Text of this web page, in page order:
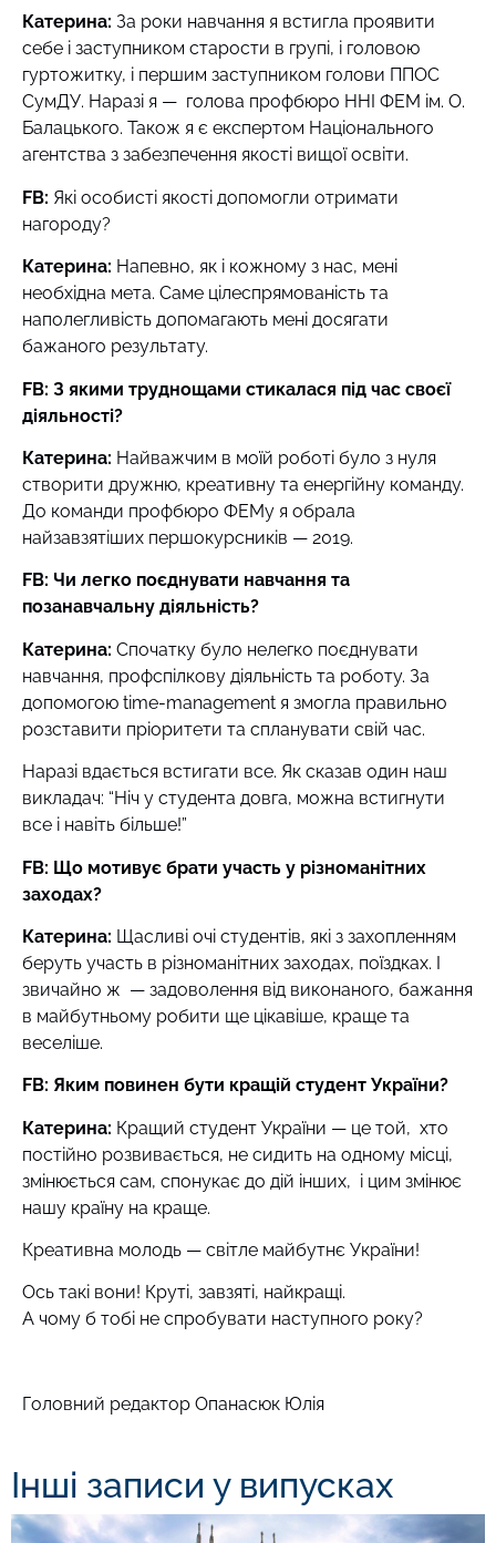
Катерина: За роки навчання я встигла проявити
себе і заступником старости в групі, і головою
гуртожитку, і першим заступником голови ППОС
СумДУ. Наразі я — голова профбюро ННІ ФЕМ ім. О.
Балацького. Також я є експертом Національного
агентства з забезпечення якості вищої освіти.
FB: Які особисті якості допомогли отримати
нагороду?
Катерина: Напевно, як і кожному з нас, мені
необхідна мета. Саме цілеспрямованість та
наполегливість допомагають мені досягати
бажаного результату.
FB: З якими труднощами стикалася під час своєї
діяльності?
Катерина: Найважчим в моїй роботі було з нуля
створити дружню, креативну та енергійну команду.
До команди профбюро ФЕМу я обрала
найзавзятіших першокурсників — 2019.
FB: Чи легко поєднувати навчання та
позанавчальну діяльність?
Катерина: Спочатку було нелегко поєднувати
навчання, профспілкову діяльність та роботу. За
допомогою time-management я змогла правильно
розставити пріоритети та спланувати свій час.
Наразі вдається встигати все. Як сказав один наш
викладач: “Ніч у студента довга, можна встигнути
все і навіть більше!”
FB: Що мотивує брати участь у різноманітних
заходах?
Катерина: Щасливі очі студентів, які з захопленням
беруть участь в різноманітних заходах, поїздках. І
звичайно ж — задоволення від виконаного, бажання
в майбутньому робити ще цікавіше, краще та
веселіше.
FB: Яким повинен бути кращій студент України?
Катерина: Кращий студент України — це той, хто
постійно розвивається, не сидить на одному місці,
змінюється сам, спонукає до дій інших, і цим змінює
нашу країну на краще.
Креативна молодь — світле майбутнє України!
Ось такі вони! Круті, завзяті, найкращі.
А чому б тобі не спробувати наступного року?
Головний редактор Опанасюк Юлія
Інші записи у випусках